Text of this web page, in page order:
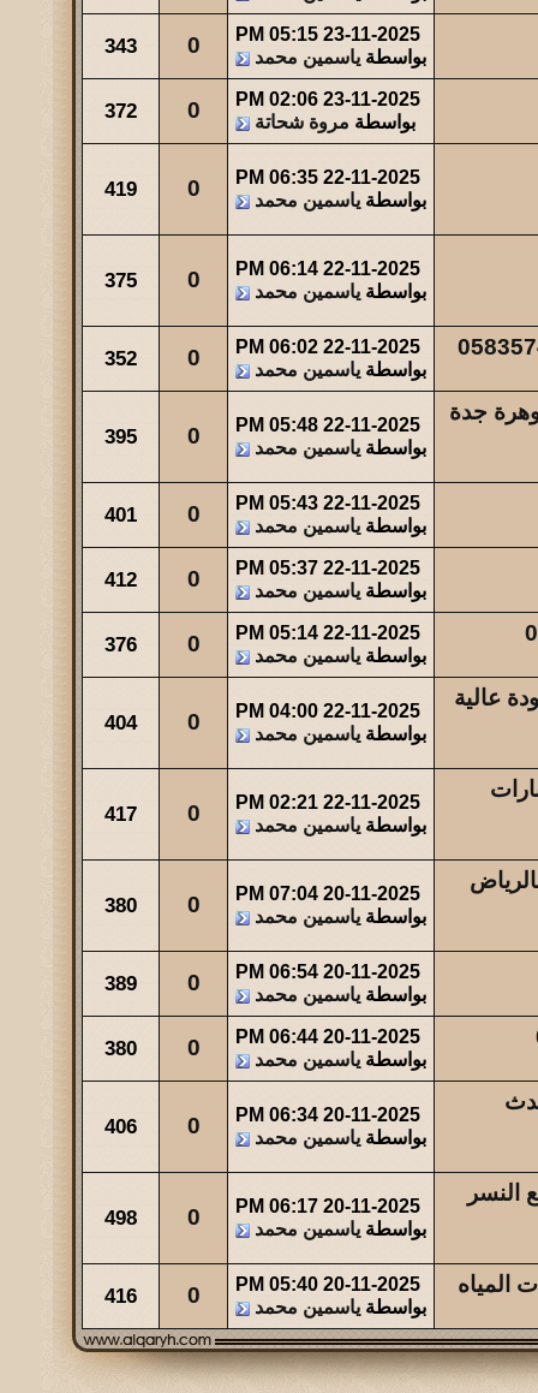
المشاهدات آخر مشاركة
34453 آخر رد:
المشاهدات آخر مشاركة
49
44051 آخر رد:والله حالة ...
المشاهدات آخر مشاركة
23-11-2025
05:15 PM
بواسطة ياسمين محمد 0
343
23-11-2025
02:06 PM
بواسطة مروة شحاتة 0
372
22-11-2025
06:35 PM
بواسطة ياسمين محمد 0
419
22-11-2025
06:14 PM
بواسطة ياسمين محمد 0
375
22-11-2025
06:02 PM
بواسطة ياسمين محمد 0
352
جدة
22-11-2025
05:48 PM
بواسطة ياسمين محمد 0
395
22-11-2025
05:43 PM
بواسطة ياسمين محمد 0
401
22-11-2025
05:37 PM
بواسطة ياسمين محمد 0
412
22-11-2025
05:14 PM
بواسطة ياسمين محمد 0
376
عالية
22-11-2025
04:00 PM
بواسطة ياسمين محمد 0
404
22-11-2025
02:21 PM
بواسطة ياسمين محمد 0
417
20-11-2025
07:04 PM
بواسطة ياسمين محمد 0
380
20-11-2025
06:54 PM
بواسطة ياسمين محمد 0
389
20-11-2025
06:44 PM
بواسطة ياسمين محمد 0
380
20-11-2025
06:34 PM
بواسطة ياسمين محمد 0
406
النسر
20-11-2025
06:17 PM
بواسطة ياسمين محمد 0
498
المياه 20-11-2025
05:40 PM
بواسطة ياسمين محمد 0
416